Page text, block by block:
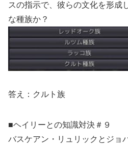
スの指示で、彼らの文化を形成
な種族か？
答え：クルト族
■ヘイリーとの知識対決＃９
バスケアン・リュリックとジョ